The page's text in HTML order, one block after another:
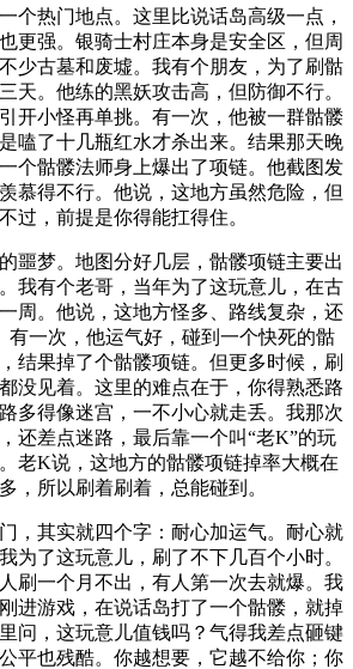
个热门地点。这里比说话岛高级一点，
更强。银骑士村庄本身是安全区，但周
少古墓和废墟。我有个朋友，为了刷骷
天。他练的黑妖攻击高，但防御不行。
开小怪再单挑。有一次，他被一群骷髅
嗑了十几瓶红水才杀出来。结果那天晚
个骷髅法师身上爆出了项链。他截图发
慕得不行。他说，这地方虽然危险，但
过，前提是你得能扛得住。
噩梦。地图分好几层，骷髅项链主要出
我有个老哥，当年为了这玩意儿，在古
周。他说，这地方怪多、路线复杂，还
有一次，他运气好，碰到一个快死的骷
结果掉了个骷髅项链。但更多时候，刷
没见着。这里的难点在于，你得熟悉路
多得像迷宫，一不小心就走丢。我那次
还差点迷路，最后靠一个叫“老K”的玩
老K说，这地方的骷髅项链掉率大概在
，所以刷着刷着，总能碰到。
，其实就四个字：耐心加运气。耐心就
为了这玩意儿，刷了不下几百个小时。
刷一个月不出，有人第一次去就爆。我
进游戏，在说话岛打了一个骷髅，就掉
问，这玩意儿值钱吗？气得我差点砸键
平也残酷。你越想要，它越不给你；你